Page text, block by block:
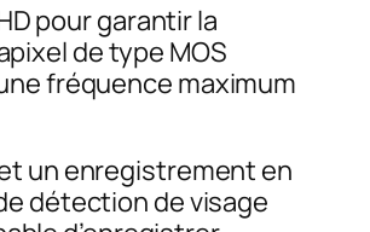
pour garantir la
de type MOS
fréquence maximum
un enregistrement en
détection de visage